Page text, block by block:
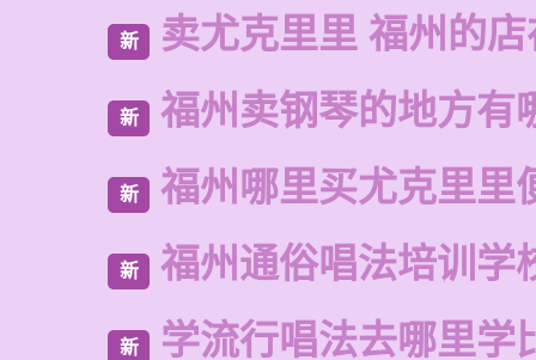
新 卖尤克里里 福州的
新 福州卖钢琴的地方有
新 福州哪里买尤克里里
新 福州通俗唱法培训学
新 学流行唱法去哪里学